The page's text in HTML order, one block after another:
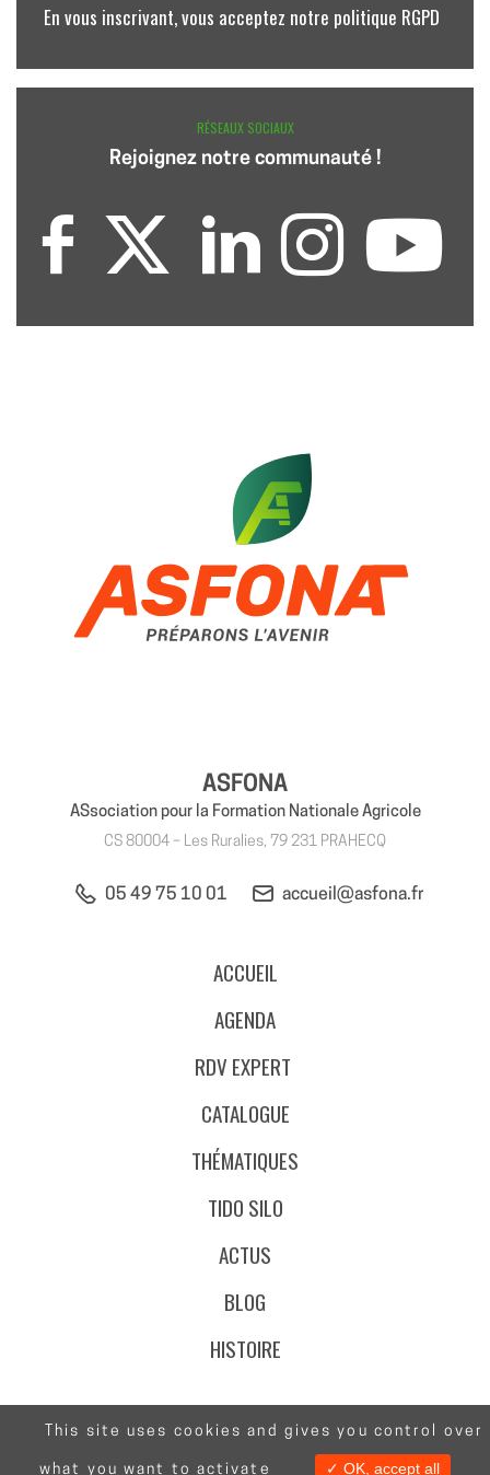
En vous inscrivant, vous acceptez notre politique RGPD
RÉSEAUX SOCIAUX
Rejoignez notre communauté !
ASFONA
ASsociation pour la Formation Nationale Agricole
CS 80004 – Les Ruralies, 79 231 PRAHECQ
05 49 75 10 01 accueil@asfona.fr
ACCUEIL
AGENDA
RDV EXPERT
CATALOGUE
THÉMATIQUES
TIDO SILO
ACTUS
BLOG
HISTOIRE
This site uses cookies and gives you control over
what you want to activate ✓ OK, accept all